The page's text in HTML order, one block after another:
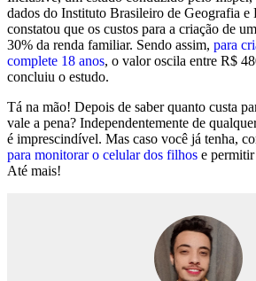
dados do Instituto Brasileiro de Geografia e
constatou que os custos para a criação de
30% da renda familiar. Sendo assim, para
complete 18 anos, o valor oscila entre R$
concluiu o estudo.
Tá na mão! Depois de saber quanto custa
vale a pena? Independentemente de
é imprescindível. Mas caso você já tenha,
para monitorar o celular dos filhos e permitir
Até mais!